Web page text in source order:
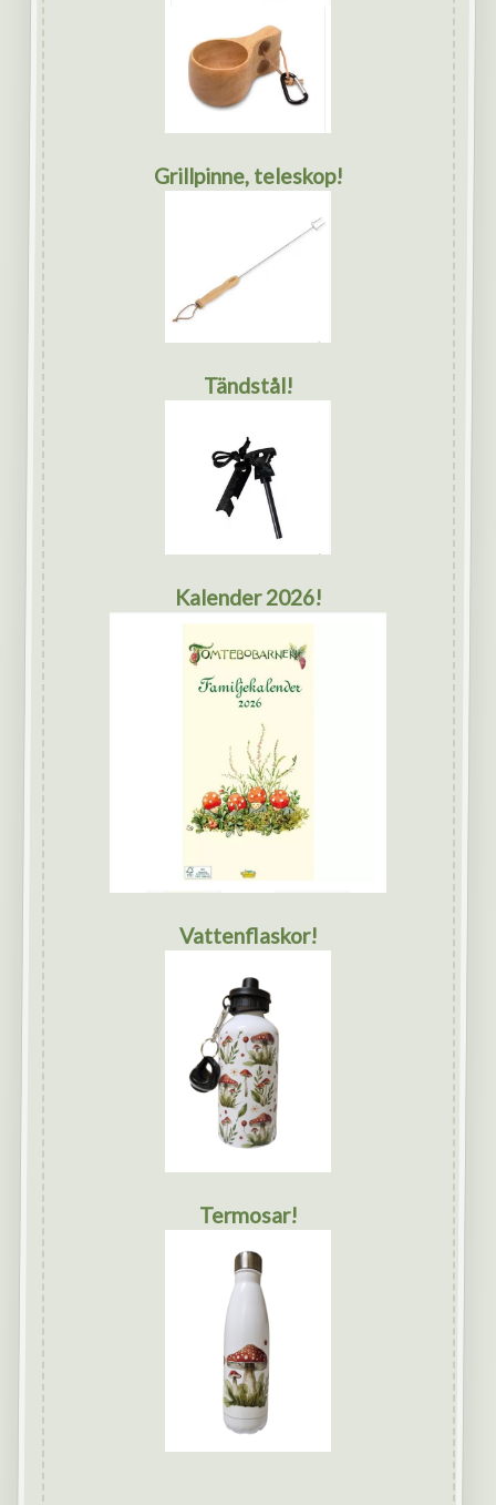
Grillpinne, teleskop!
Tändstål!
Kalender 2026!
Vattenflaskor!
Termosar!